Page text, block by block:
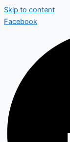
Skip to content
Facebook